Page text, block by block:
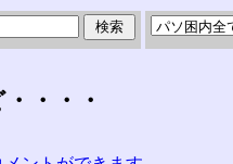
・・・